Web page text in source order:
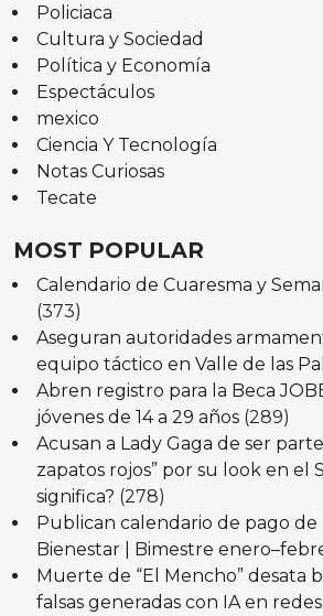
Policiaca
Cultura y Sociedad
Política y Economía
Espectáculos
mexico
Ciencia Y Tecnología
Notas Curiosas
Tecate
MOST POPULAR
Calendario de Cuaresma y
(373)
Aseguran autoridades
equipo táctico en Valle de las
Abren registro para la Beca
jóvenes de 14 a 29 años (289)
Acusan a Lady Gaga de ser
zapatos rojos” por su look en el
significa? (278)
Publican calendario de pago de
Bienestar | Bimestre
Muerte de “El Mencho” desata
falsas generadas con IA en